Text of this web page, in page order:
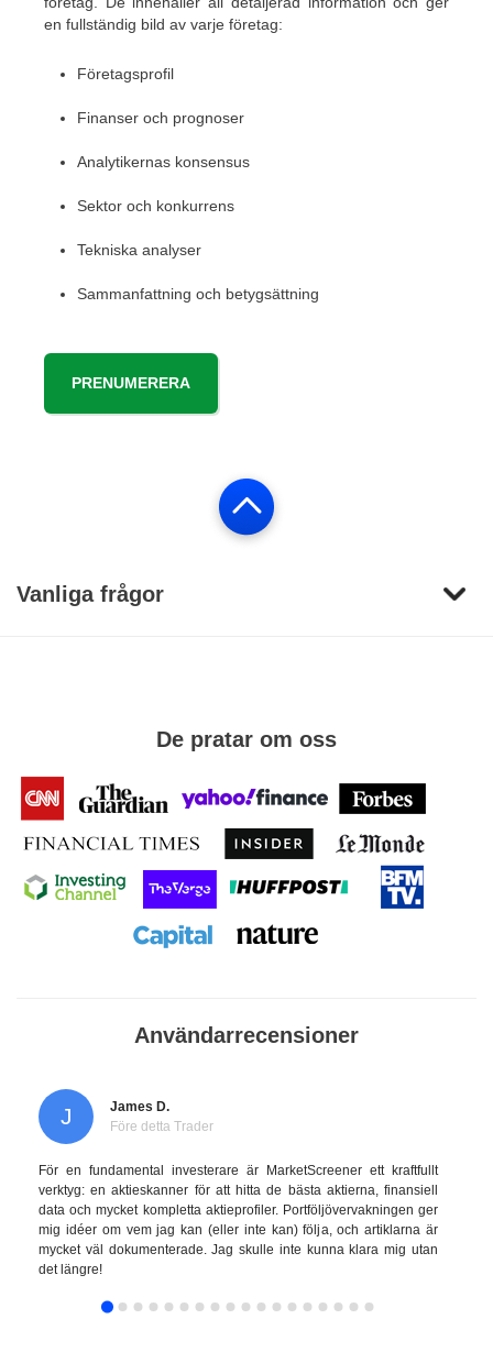
en fullständig bild av varje företag:
Företagsprofil
Finanser och prognoser
Analytikernas konsensus
Sektor och konkurrens
Tekniska analyser
Sammanfattning och betygsättning
PRENUMERERA
Vanliga frågor
De pratar om oss
Användarrecensioner
J
James D.
Före detta Trader
För en fundamental investerare är MarketScreener ett kraftfullt
verktyg: en aktieskanner för att hitta de bästa aktierna, finansiell
data och mycket kompletta aktieprofiler. Portföljövervakningen ger
mig idéer om vem jag kan (eller inte kan) följa, och artiklarna är
mycket väl dokumenterade. Jag skulle inte kunna klara mig utan
det längre!